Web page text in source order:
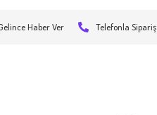
Haber Ver Telefonla Sipariş